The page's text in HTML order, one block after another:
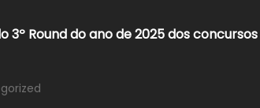
Round do ano de 2025 dos concursos